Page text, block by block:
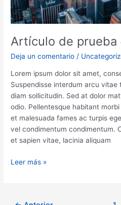
Artículo de prueba
Deja un comentario /
Lorem ipsum dolor sit amet,
Suspendisse interdum arcu
diam sollicitudin. Sed at dolor
odio. Pellentesque habitant
et malesuada fames ac turpis
vel condimentum condimentum.
et sapien vitae, lacinia aliquam
Artículo
Leer más »
Paginación